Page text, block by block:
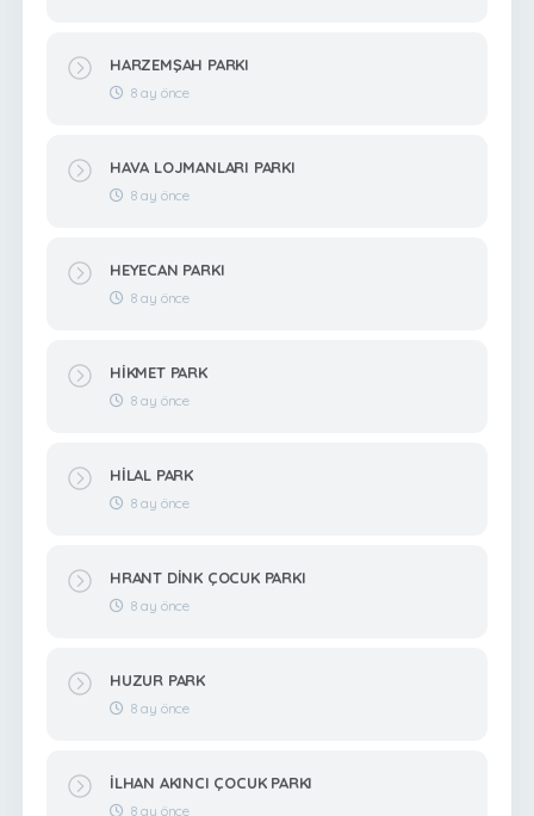
HARZEMŞAH PARKI
8 ay önce
HAVA LOJMANLARI PARKI
8 ay önce
HEYECAN PARKI
8 ay önce
HİKMET PARK
8 ay önce
HİLAL PARK
8 ay önce
HRANT DİNK ÇOCUK PARKI
8 ay önce
HUZUR PARK
8 ay önce
İLHAN AKINCI ÇOCUK PARKI
8 ay önce